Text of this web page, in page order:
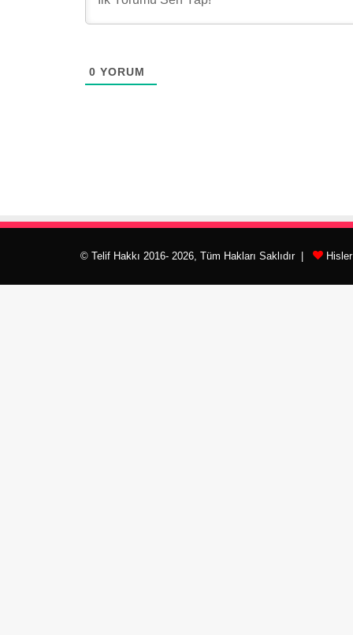
0 YORUM
© Telif Hakkı 2016- 2026, Tüm Hakları Saklıdır |